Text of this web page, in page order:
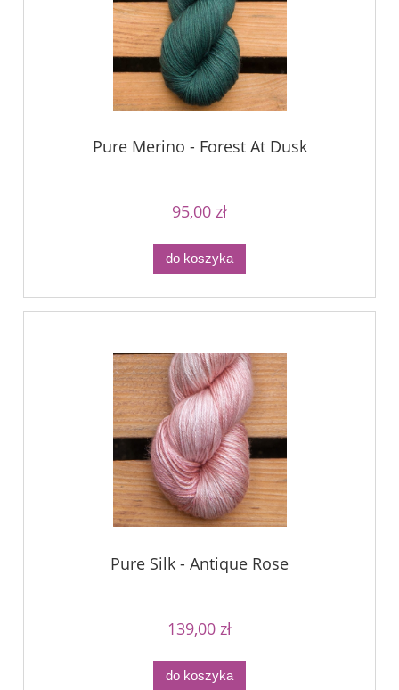
Pure Merino - Forest At Dusk
95,00 zł
do koszyka
Pure Silk - Antique Rose
139,00 zł
do koszyka